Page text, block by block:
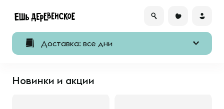
Доставка: все дни
Новинки и акции